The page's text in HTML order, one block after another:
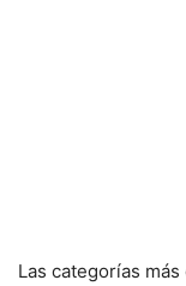
Las categorías